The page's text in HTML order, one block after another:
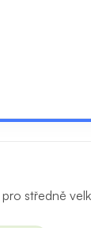
středně